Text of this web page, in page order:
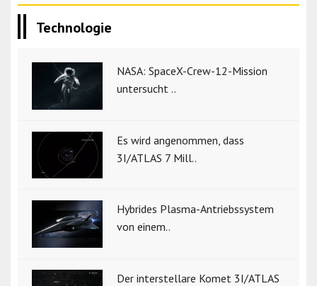
Technologie
NASA: SpaceX-Crew-12-Mission
untersucht ..
Es wird angenommen, dass
3I/ATLAS 7 Mill..
Hybrides Plasma-Antriebssystem
von einem..
Der interstellare Komet 3I/ATLAS